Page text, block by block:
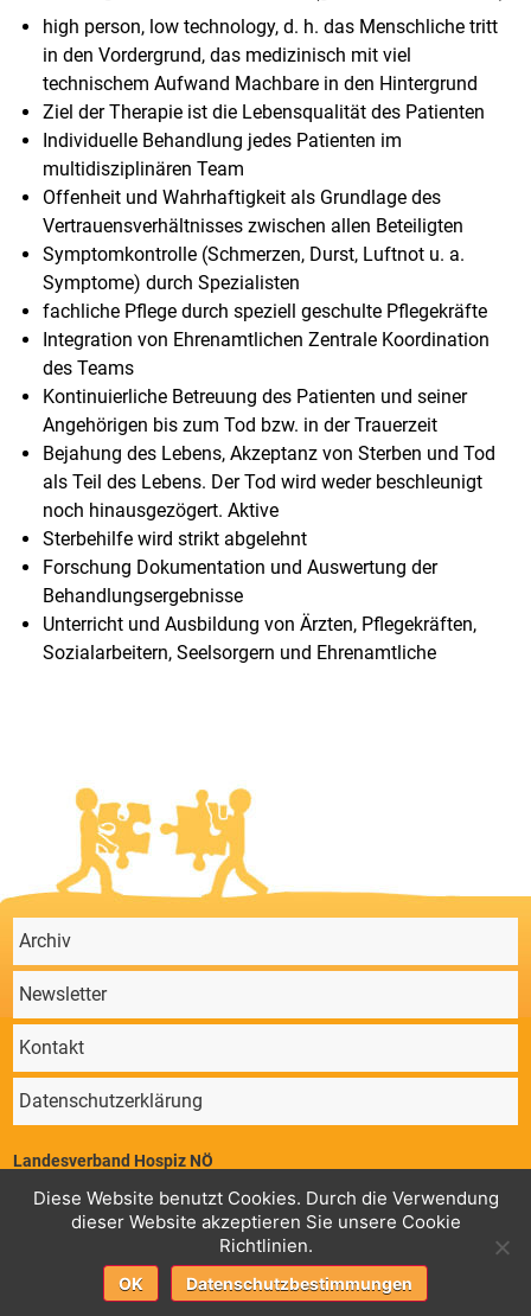
high person, low technology, d. h. das Menschliche tritt
in den Vordergrund, das medizinisch mit viel
technischem Aufwand Machbare in den Hintergrund
Ziel der Therapie ist die Lebensqualität des Patienten
Individuelle Behandlung jedes Patienten im
multidisziplinären Team
Offenheit und Wahrhaftigkeit als Grundlage des
Vertrauensverhältnisses zwischen allen Beteiligten
Symptomkontrolle (Schmerzen, Durst, Luftnot u. a.
Symptome) durch Spezialisten
fachliche Pflege durch speziell geschulte Pflegekräfte
Integration von Ehrenamtlichen Zentrale Koordination
des Teams
Kontinuierliche Betreuung des Patienten und seiner
Angehörigen bis zum Tod bzw. in der Trauerzeit
Bejahung des Lebens, Akzeptanz von Sterben und Tod
als Teil des Lebens. Der Tod wird weder beschleunigt
noch hinausgezögert. Aktive
Sterbehilfe wird strikt abgelehnt
Forschung Dokumentation und Auswertung der
Behandlungsergebnisse
Unterricht und Ausbildung von Ärzten, Pflegekräften,
Sozialarbeitern, Seelsorgern und Ehrenamtliche
Archiv
Newsletter
Kontakt
Datenschutzerklärung
Landesverband Hospiz NÖ
Mail:office@hospiz-noe.at
Konto Landesverband Hospiz NÖ,Geschäftsstelle: RK Guntramsdorf,
AT78 3225 0000 0070 7760 BIC: RLNWATWWGTD
Konto Landesverband Hospiz NÖ,Fortbildungen: Sparkasse Baden, AT37
2020 5015 0000 6349 BIC: SPBDAT21XXX
Diese Website benutzt Cookies. Durch die Verwendung
dieser Website akzeptieren Sie unsere Cookie
Richtlinien.
OK Datenschutzbestimmungen